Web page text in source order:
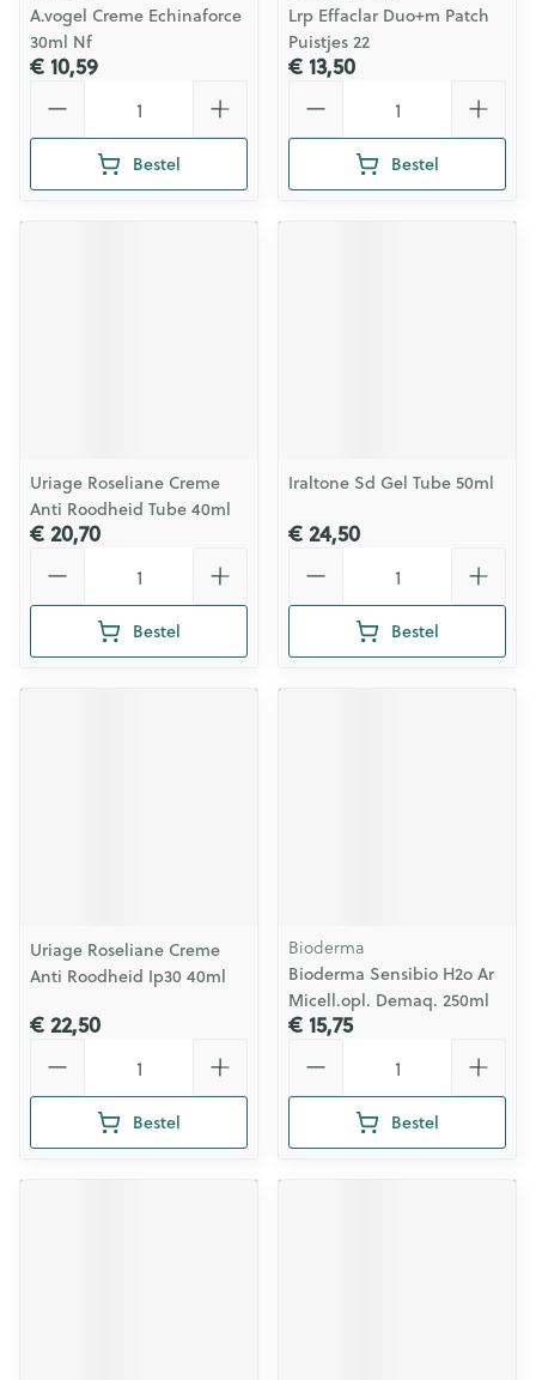
A.vogel Creme Echinaforce
30ml Nf
€ 10,59
Bestel
Lrp Effaclar Duo+m Patch
Puistjes 22
€ 13,50
Bestel
Uriage Roseliane Creme
Anti Roodheid Tube 40ml
€ 20,70
Bestel
Iraltone Sd Gel Tube 50ml
€ 24,50
Bestel
Uriage Roseliane Creme
Anti Roodheid Ip30 40ml
€ 22,50
Bestel
Bioderma
Bioderma Sensibio H2o Ar
Micell.opl. Demaq. 250ml
€ 15,75
Bestel